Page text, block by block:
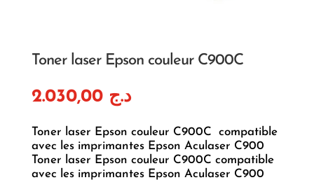
Toner laser Epson couleur C900C
د.ج 2.030,00
Toner laser Epson couleur C900C compatible
avec les imprimantes Epson Aculaser C900
Toner laser Epson couleur C900C compatible
avec les imprimantes Epson Aculaser C900